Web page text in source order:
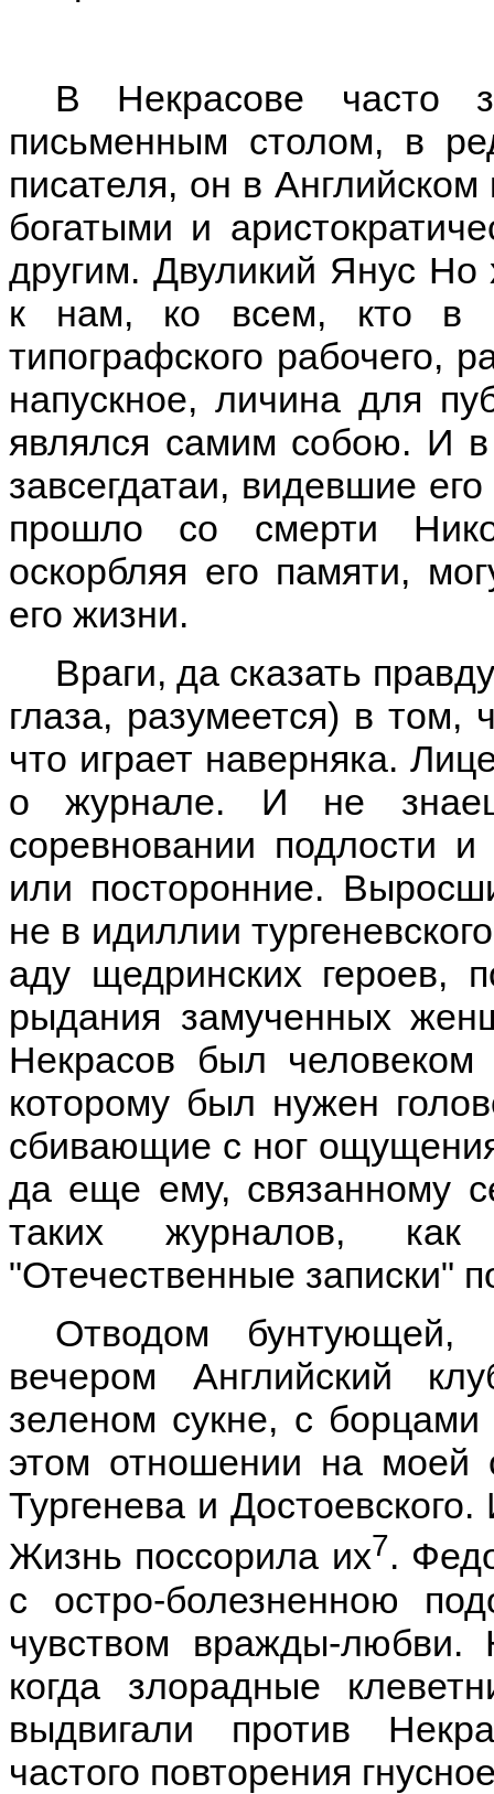
В Некрасове часто
письменным столом, в
писателя, он в
богатыми и
другим. Двуликий Янус
к нам, ко всем, кто в
типографского рабочего,
напускное, личина для
являлся самим собою. И
завсегдатаи, видевшие
прошло со смерти
оскорбляя его памяти,
его жизни.
Враги, да сказать
глаза, разумеется) в том,
что играет наверняка.
о журнале. И не
соревновании подлости
или посторонние.
не в идиллии
аду щедринских героев,
рыдания замученных
Некрасов был человеком
которому был нужен
сбивающие с ног
да еще ему, связанному
таких журналов,
"Отечественные записки"
Отводом бунтующей,
вечером Английский
зеленом сукне, с
этом отношении на моей
Тургенева и
Жизнь поссорила их7.
с остро-болезненною
чувством вражды-любви.
когда злорадные
выдвигали против
частого повторения